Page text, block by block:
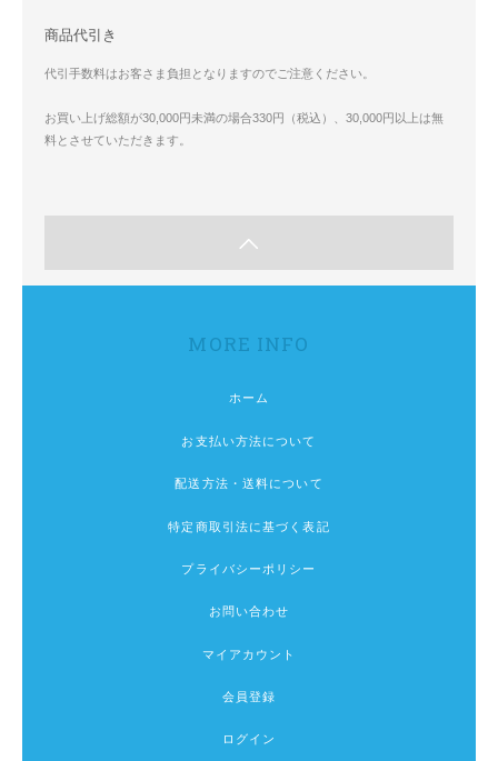
商品代引き
代引手数料はお客さま負担となりますのでご注意ください。
お買い上げ総額が30,000円未満の場合330円（税込）、30,000円以上は無
料とさせていただきます。
MORE INFO
ホーム
お支払い方法について
配送方法・送料について
特定商取引法に基づく表記
プライバシーポリシー
お問い合わせ
マイアカウント
会員登録
ログイン